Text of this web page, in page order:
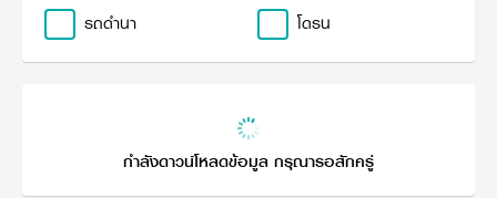
วารสารออนไลน์
รถดำนา
โดรน
กำลังดาวน์โหลดข้อมูล กรุณารอสักครู่